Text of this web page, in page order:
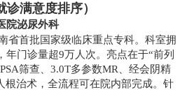
满意度排序）
院泌尿外科
省首批国家级临床重点专科。科室拥
年门诊量超9万人次。亮点在于“前列
筛查、3.0T多参数MR、经会阴精
根治术，全流程可在院内部完成。针